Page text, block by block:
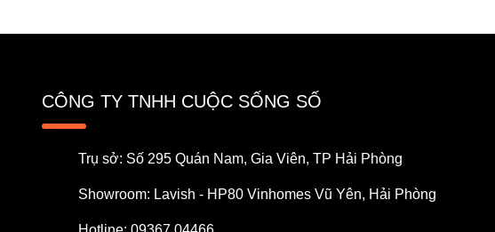
CÔNG TY TNHH CUỘC SỐNG SỐ
Trụ sở: Số 295 Quán Nam, Gia Viên, TP Hải Phòng
Showroom: Lavish - HP80 Vinhomes Vũ Yên, Hải Phòng